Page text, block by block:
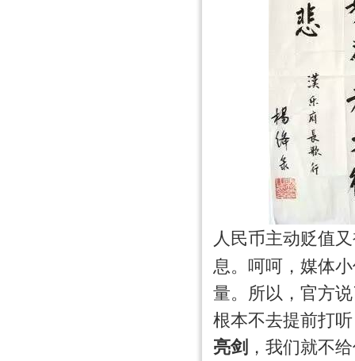
人民币主动贬值
息。呵呵，媒体
量。所以，官方
根本不去提前打
亮剑 ，我们就不